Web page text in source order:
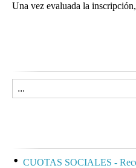
Una vez evaluada la
CUOTAS SOCIALES -